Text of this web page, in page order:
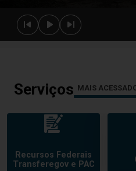
Serviços MAIS
Recursos Federais
Transferegov e PAC